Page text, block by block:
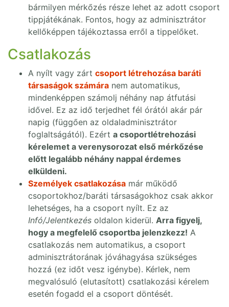
bármilyen mérkőzés része lehet az adott csoport
tippjátékának. Fontos, hogy az adminisztrátor
kellőképpen tájékoztassa erről a tippelőket.
Csatlakozás
A nyílt vagy zárt csoport létrehozása baráti
társaságok számára nem automatikus,
mindenképpen számolj néhány nap átfutási
idővel. Ez az idő terjedhet fél órától akár pár
napig (függően az oldaladminisztrátor
foglaltságától). Ezért a csoportlétrehozási
kérelemet a verenysorozat első mérkőzése
előtt legalább néhány nappal érdemes
elküldeni.
Személyek csatlakozása már működő
csoportokhoz/baráti társaságokhoz csak akkor
lehetséges, ha a csoport nyílt. Ez az
Infó/Jelentkezés oldalon kiderül. Arra figyelj,
hogy a megfelelő csoportba jelenzkezz! A
csatlakozás nem automatikus, a csoport
adminisztrátorának jóváhagyása szükséges
hozzá (ez időt vesz igénybe). Kérlek, nem
megvalósuló (elutasított) csatlakozási kérelem
esetén fogadd el a csoport döntését.